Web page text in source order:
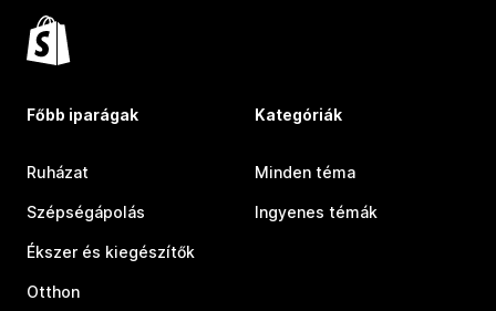
Főbb iparágak
Ruházat
Szépségápolás
Ékszer és kiegészítők
Otthon
Kategóriák
Minden téma
Ingyenes témák